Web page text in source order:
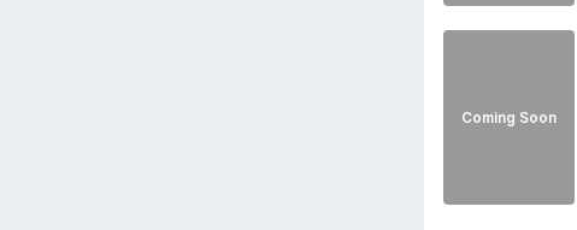
Coming Soon